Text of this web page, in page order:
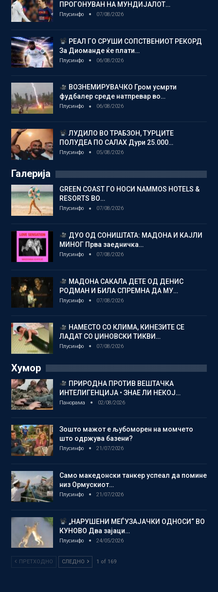
ПРОГОНУВАН НА МУНДИЈАЛОТ…
Плусинфо 07/08/2026
РЕАЛ ГО СРУШИ СОПСТВЕНИОТ РЕКОРД
За Диоманде ќе плати…
Плусинфо 06/08/2026
ВОЗНЕМИРУВАЧКО Гром усмрти
фудбалер среде натпревар во…
Плусинфо 06/08/2026
ЛУДИЛО ВО ТРАБЗОН, ТУРЦИТЕ
ПОЛУДЕА ПО САЛАХ Дури 25.000…
Плусинфо 05/08/2026
Галерија
GREEN COAST ГО НОСИ NAMMOS HOTELS &
RESORTS ВО…
Плусинфо 07/08/2026
ДУО ОД СОНИШТАТА: МАДОНА И КАЈЛИ
МИНОГ Прва заедничка…
Плусинфо 07/08/2026
МАДОНА САКАЛА ДЕТЕ ОД ДЕНИС
РОДМАН И БИЛА СПРЕМНА ДА МУ…
Плусинфо 07/08/2026
НАМЕСТО СО КЛИМА, КИНЕЗИТЕ СЕ
ЛАДАТ СО ЏИНОВСКИ ТИКВИ…
Плусинфо 07/08/2026
Хумор
ПРИРОДНА ПРОТИВ ВЕШТАЧКА
ИНТЕЛИГЕНЦИЈА • ЗНАЕ ЛИ НЕКОЈ…
Панорама 02/08/2026
Зошто мажот е љубоморен на момчето
што одржува базени?
Плусинфо 21/07/2026
Само македонски танкер успеал да помине
низ Ормускиот…
Плусинфо 21/07/2026
„НАРУШЕНИ МЕЃУЗАЈАЧКИ ОДНОСИ“ ВО
КУНОВО Два зајаци…
Плусинфо 24/05/2026
ПРЕТХОДНО СЛЕДНО 1 of 169